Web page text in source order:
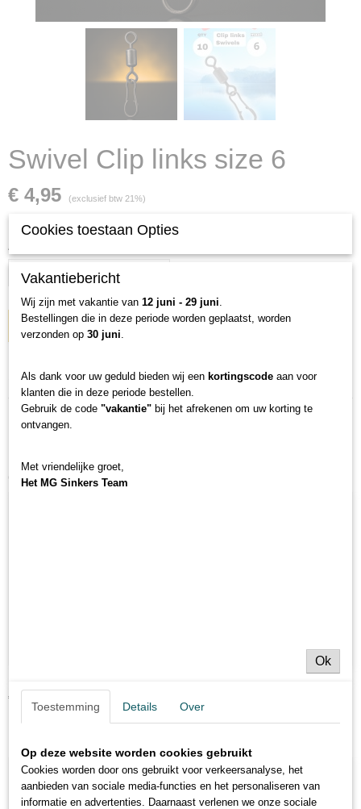
Swivel Clip links size 6
€ 4,95 (exclusief btw 21%)
Levertijd 1 tot 3 werkdagen
Aantal
IN WINKELWAGEN
Specificaties
Productcode
K-1220
Bruto gewicht
Ook interessant
€ 4,95
Cookies toestaan Opties
Vakantiebericht
Wij zijn met vakantie van 12 juni - 29 juni.
Bestellingen die in deze periode worden geplaatst, worden
verzonden op 30 juni.
Als dank voor uw geduld bieden wij een kortingscode aan voor
klanten die in deze periode bestellen.
Gebruik de code "vakantie" bij het afrekenen om uw korting te
ontvangen.
Met vriendelijke groet,
Het MG Sinkers Team
Ok
Toestemming Details Over
Op deze website worden cookies gebruikt
Cookies worden door ons gebruikt voor verkeersanalyse, het
aanbieden van sociale media-functies en het personaliseren van
informatie en advertenties. Daarnaast verlenen we onze sociale